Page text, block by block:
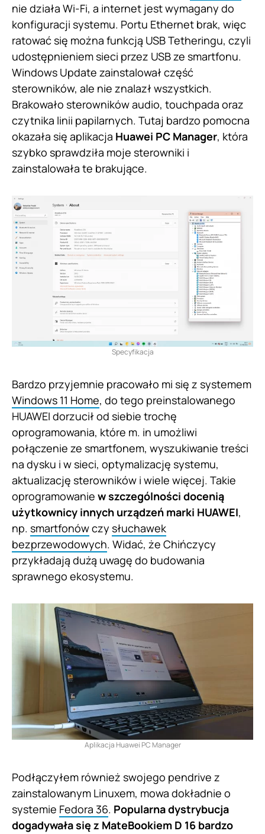
nie działa Wi-Fi, a internet jest wymagany do
konfiguracji systemu. Portu Ethernet brak, więc
ratować się można funkcją USB Tetheringu, czyli
udostępnieniem sieci przez USB ze smartfonu.
Windows Update zainstalował część
sterowników, ale nie znalazł wszystkich.
Brakowało sterowników audio, touchpada oraz
czytnika linii papilarnych. Tutaj bardzo pomocna
okazała się aplikacja Huawei PC Manager, która
szybko sprawdziła moje sterowniki i
zainstalowała te brakujące.
Specyfikacja
Bardzo przyjemnie pracowało mi się z systemem
Windows 11 Home, do tego preinstalowanego
HUAWEI dorzucił od siebie trochę
oprogramowania, które m. in umożliwi
połączenie ze smartfonem, wyszukiwanie treści
na dysku i w sieci, optymalizację systemu,
aktualizację sterowników i wiele więcej. Takie
oprogramowanie w szczególności docenią
użytkownicy innych urządzeń marki HUAWEI,
np. smartfonówczy słuchawek
bezprzewodowych. Widać, że Chińczycy
przykładają dużą uwagę do budowania
sprawnego ekosystemu.
Aplikacja Huawei PC Manager
Podłączyłem również swojego pendrive z
zainstalowanym Linuxem, mowa dokładnie o
systemie Fedora 36. Popularna dystrybucja
dogadywała się z MateBookiem D 16 bardzo